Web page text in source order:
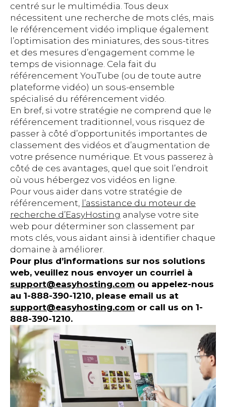
centré sur le multimédia. Tous deux
nécessitent une recherche de mots clés, mais
le référencement vidéo implique également
l’optimisation des miniatures, des sous-titres
et des mesures d’engagement comme le
temps de visionnage. Cela fait du
référencement YouTube (ou de toute autre
plateforme vidéo) un sous-ensemble
spécialisé du référencement vidéo.
En bref, si votre stratégie ne comprend que le
référencement traditionnel, vous risquez de
passer à côté d’opportunités importantes de
classement des vidéos et d’augmentation de
votre présence numérique. Et vous passerez à
côté de ces avantages, quel que soit l’endroit
où vous hébergez vos vidéos en ligne.
Pour vous aider dans votre stratégie de
référencement, l’assistance du moteur de
recherche d’EasyHosting analyse votre site
web pour déterminer son classement par
mots clés, vous aidant ainsi à identifier chaque
domaine à améliorer.
Pour plus d’informations sur nos solutions
web, veuillez nous envoyer un courriel à
support@easyhosting.com ou appelez-nous
au 1-888-390-1210, please email us at
support@easyhosting.com or call us on 1-
888-390-1210.